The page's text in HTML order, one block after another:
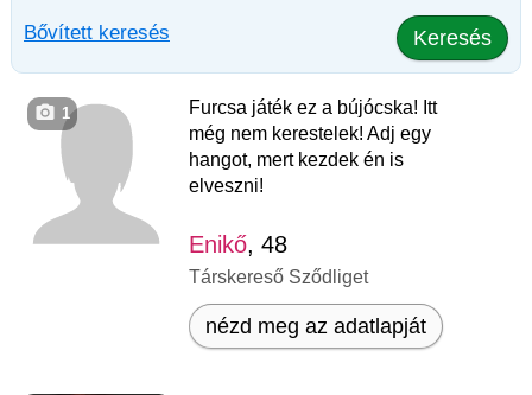
Bővített keresés Keresés
1
Furcsa játék ez a bújócska! Itt
még nem kerestelek! Adj egy
hangot, mert kezdek én is
elveszni!
Enikő, 48
Társkereső Sződliget
nézd meg az adatlapját